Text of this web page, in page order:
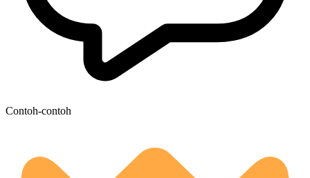
Contoh-contoh